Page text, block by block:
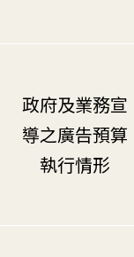
政府及業務宣
導之廣告預算
執行情形